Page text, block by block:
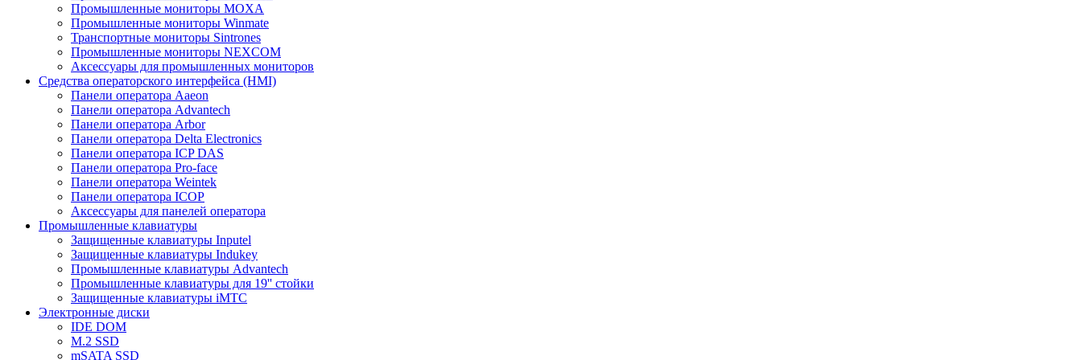
Промышленные мониторы MOXA
Промышленные мониторы Winmate
Транспортные мониторы Sintrones
Промышленные мониторы NEXCOM
Аксессуары для промышленных мониторов
Средства операторского интерфейса (HMI)
Панели оператора Aaeon
Панели оператора Advantech
Панели оператора Arbor
Панели оператора Delta Electronics
Панели оператора ICP DAS
Панели оператора Pro-face
Панели оператора Weintek
Панели оператора ICOP
Аксессуары для панелей оператора
Промышленные клавиатуры
Защищенные клавиатуры Inputel
Защищенные клавиатуры Indukey
Промышленные клавиатуры Advantech
Промышленные клавиатуры для 19'' стойки
Защищенные клавиатуры iMTC
Электронные диски
IDE DOM
M.2 SSD
mSATA SSD